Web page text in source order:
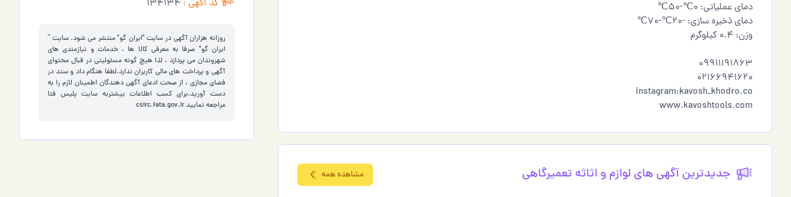
دمای عملیاتی: 0℃-50℃
دمای ذخیره سازی: -20℃-70℃
وزن: 0.4 کیلوگرم
09911191863
02166941620
instagram:kavosh_khodro.co
www.kavoshtools.com
جدیدترین آگهی های لوازم و اثاثه تعميرگاهي مشاهده همه
کد آگهی : 134134
روزانه هزاران آگهی در سایت "ایران گو" منتشر می شود. سایت ”
ایران گو" صرفا به معرفی کالا ها ، خدمات و نیازمندی های
شهروندان می پردازد ، لذا هیچ گونه مسئولیتی در قبال محتوای
آگهی و پرداخت های مالی کاربران ندارد.لطفا هنگام داد و ستد در
فضای مجازی ، از صحت ادعای آگهی دهندگان اطمینان لازم را به
دست آورید.برای کسب اطلاعات بیشتربه سایت پلیس فتا
مراجعه نماییدcsirc.fata.gov.ir